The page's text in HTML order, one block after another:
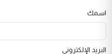
اسمك
البريد الإلكتروني